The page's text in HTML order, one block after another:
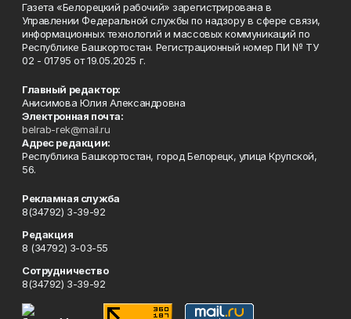
Газета «Белорецкий рабочий» зарегистрирована в
Управлении Федеральной службы по надзору в сфере связи,
информационных технологий и массовых коммуникаций по
Республике Башкортостан. Регистрационный номер ПИ № ТУ
02 - 01795 от 19.05.2025 г.
Главный редактор:
Анисимова Юлия Александровна
Электронная почта:
belrab-rek@mail.ru
Адрес редакции:
Республика Башкортостан, город Белорецк, улица Крупской,
56.
Рекламная служба
8(34792) 3-39-92
Редакция
8 (34792) 3-03-55
Сотрудничество
8(34792) 3-39-92